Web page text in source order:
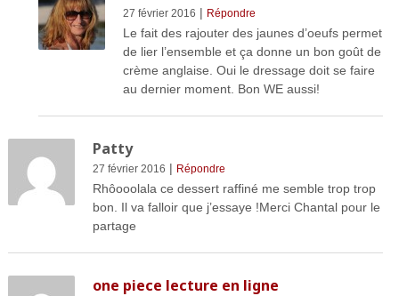
27 février 2016 | Répondre
Le fait des rajouter des jaunes d’oeufs permet
de lier l’ensemble et ça donne un bon goût de
crème anglaise. Oui le dressage doit se faire
au dernier moment. Bon WE aussi!
Patty
27 février 2016 | Répondre
Rhôooolala ce dessert raffiné me semble trop trop
bon. Il va falloir que j’essaye !Merci Chantal pour le
partage
one piece lecture en ligne